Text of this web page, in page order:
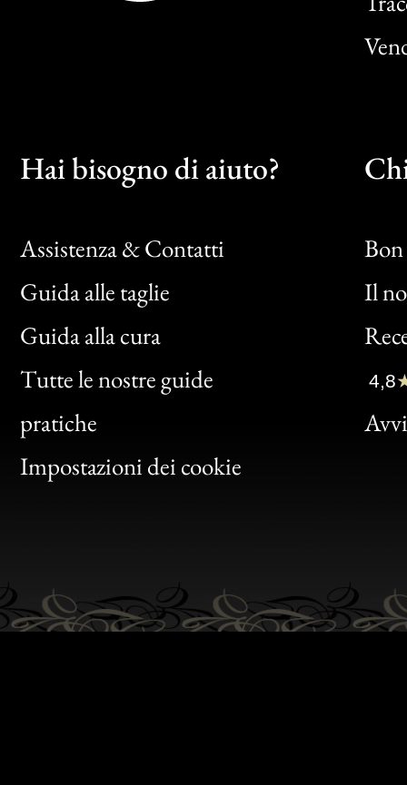
Hai bisogno di aiuto?
Assistenza & Contatti
Guida alle taglie
Guida alla cura
Tutte le nostre guide
pratiche
Impostazioni dei cookie
Il
Bon
Clic
Bon
4,8